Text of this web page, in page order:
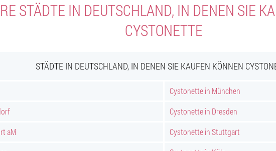
STÄDTE IN DEUTSCHLAND, IN DENEN SIE
CYSTONETTE
STÄDTE IN DEUTSCHLAND, IN DENEN SIE KAUFEN KÖNNEN
Cystonette in München
Cystonette in Dresden
aM
Cystonette in Stuttgart